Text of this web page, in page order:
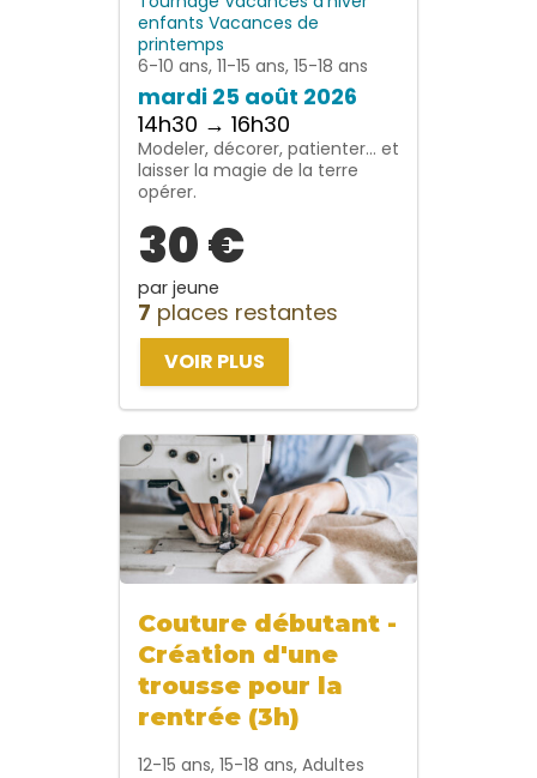
enfants Vacances de
printemps
6-10 ans, 11-15 ans, 15-18 ans
mardi 25 août 2026
14h30 → 16h30
Modeler, décorer, patienter… et
laisser la magie de la terre
opérer.
30 €
par jeune
7 places restantes
VOIR PLUS
Couture débutant -
Création d'une
trousse pour la
rentrée (3h)
12-15 ans, 15-18 ans, Adultes